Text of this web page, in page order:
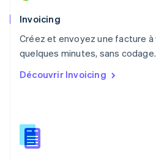
Invoicing
Créez et envoyez une facture
quelques minutes, sans codage.
Découvrir Invoicing
Pays-Bas
Nederlands
Pologne
English
PortuguêsEnglish
English
Roumanie